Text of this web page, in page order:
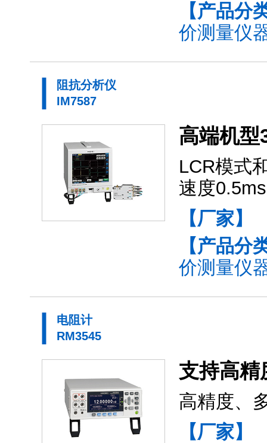
【产品分
价测量仪
阻抗分析仪
IM7587
高端机型
LCR模式
速度
【厂家】
【产品分
价测量仪
电阻计
RM3545
支持高精
高精度、
【厂家】